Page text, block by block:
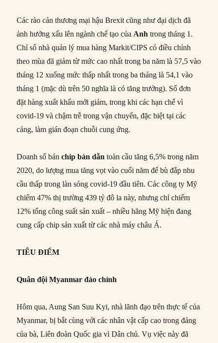
Các rào cản thương mại hậu Brexit cũng như đại dịch đã
ảnh hưởng xấu lên ngành chế tạo của Anh trong tháng 1.
Chỉ số nhà quản lý mua hàng Markit/CIPS có điều chỉnh
theo mùa đã giảm từ mức cao nhất trong ba năm là 57,5 ​​vào
tháng 12 xuống mức thấp nhất trong ba tháng là 54,1 vào
tháng 1 (mặc dù trên 50 nghĩa là có tăng trưởng). Số đơn
đặt hàng xuất khẩu mới giảm, trong khi các hạn chế vì
covid-19 và chậm trễ trong vận chuyển, đặc biệt tại các
cảng, làm gián đoạn chuỗi cung ứng.
Doanh số bánchip bán dẫn toàn cầu tăng 6,5% trong năm
2020, do lượng mua tăng vọt vào cuối năm để bù đắp nhu
cầu thấp trong làn sóng covid-19 đầu tiên. Các công ty Mỹ
chiếm 47% thị trường 439 tỷ đô la này, nhưng chỉ chiếm
12% tổng công suất sản xuất – nhiều hãng Mỹ hiện đang
cung cấp chip sản xuất từ các nhà máy châu Á.
TIÊU ĐIỂM
Quân đội Myanmar đảo chính
Hôm qua, Aung San Suu Kyi, nhà lãnh đạo trên thực tế của
Myanmar, bị bắt cùng với các nhân vật cấp cao trong đảng
của bà, Liên đoàn Quốc gia vì Dân chủ. Vụ việc này đã